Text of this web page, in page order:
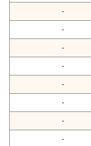
-
-
-
-
-
-
-
-